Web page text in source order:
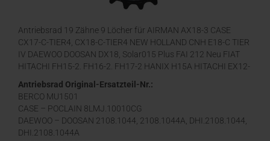
Antriebsrad 19 Zähne 9 Löcher für AIRMAN AX18-3 CASE
CX17-C-TIER4, CX18-C-TIER4 NEW HOLLAND CNH E18-C TIER
IV DAEWOO DOOSAN DX18, Solar015 Plus FAI 212 Neu FIAT
HITACHI FH15-2, FH16-2, FH17-2 HANIX H15A HITACHI EX12-
Antriebsrad Original-Ersatzteil-Nr.:
BERCO MU1501
CASE – POCLAIN 8LMJ.10010CG
DAEWOO – DOOSAN 2108.1044, 2108.1044A, DHI.2108.1044,
DHI.2108.1044A